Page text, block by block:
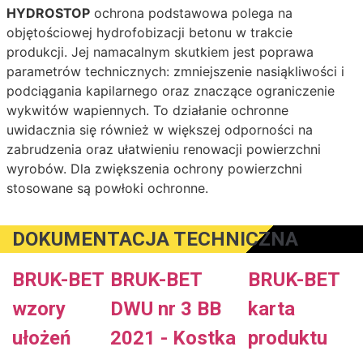
HYDROSTOP ochrona podstawowa polega na
objętościowej hydrofobizacji betonu w trakcie
produkcji. Jej namacalnym skutkiem jest poprawa
parametrów technicznych: zmniejszenie nasiąkliwości i
podciągania kapilarnego oraz znaczące ograniczenie
wykwitów wapiennych. To działanie ochronne
uwidacznia się również w większej odporności na
zabrudzenia oraz ułatwieniu renowacji powierzchni
wyrobów. Dla zwiększenia ochrony powierzchni
stosowane są powłoki ochronne.
DOKUMENTACJA TECHNICZNA
BRUK-BET
wzory
ułożeń
BRUK-BET
DWU nr 3 BB
2021 - Kostka
BRUK-BET
karta
produktu